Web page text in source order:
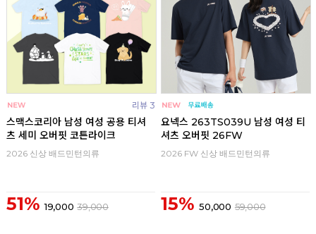
리뷰 3
스맥스코리아 남성 여성 공용 티셔
츠 세미 오버핏 코튼라이크
2026 신상 배드민턴의류
51% 19,000 39,000
요넥스 263TS039U 남성 여성 티
셔츠 오버핏 26FW
2026 FW 신상 배드민턴의류
15% 50,000 59,000